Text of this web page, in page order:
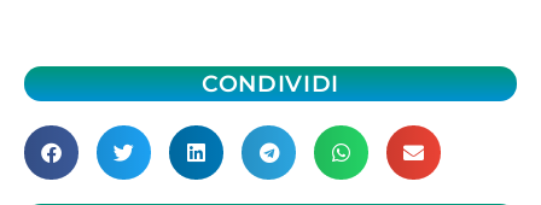
CONDIVIDI